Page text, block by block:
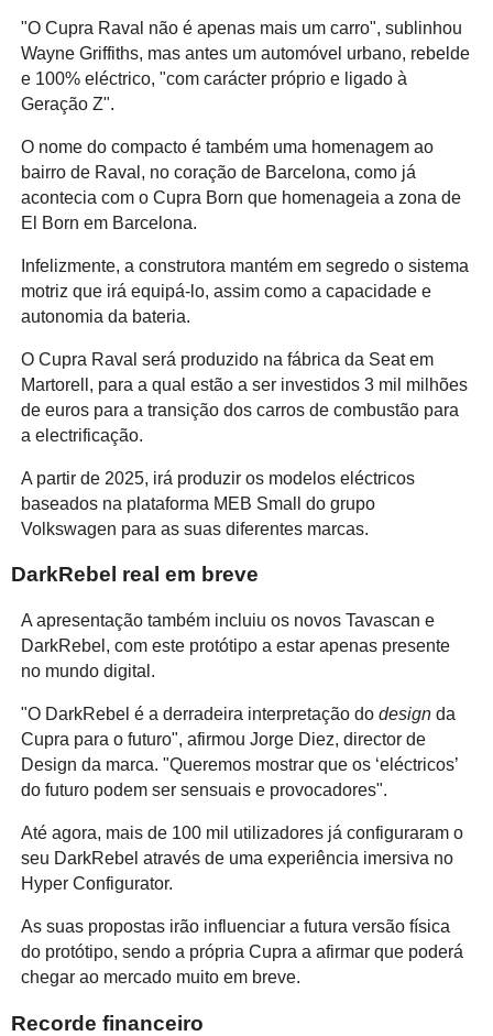
"O Cupra Raval não é apenas mais um carro", sublinhou
Wayne Griffiths, mas antes um automóvel urbano, rebelde
e 100% eléctrico, "com carácter próprio e ligado à
Geração Z".
O nome do compacto é também uma homenagem ao
bairro de Raval, no coração de Barcelona, como já
acontecia com o Cupra Born que homenageia a zona de
El Born em Barcelona.
Infelizmente, a construtora mantém em segredo o sistema
motriz que irá equipá-lo, assim como a capacidade e
autonomia da bateria.
O Cupra Raval será produzido na fábrica da Seat em
Martorell, para a qual estão a ser investidos 3 mil milhões
de euros para a transição dos carros de combustão para
a electrificação.
A partir de 2025, irá produzir os modelos eléctricos
baseados na plataforma MEB Small do grupo
Volkswagen para as suas diferentes marcas.
DarkRebel real em breve
A apresentação também incluiu os novos Tavascan e
DarkRebel, com este protótipo a estar apenas presente
no mundo digital.
"O DarkRebel é a derradeira interpretação do designda
Cupra para o futuro", afirmou Jorge Diez, director de
Design da marca. "Queremos mostrar que os ‘eléctricos’
do futuro podem ser sensuais e provocadores".
Até agora, mais de 100 mil utilizadores já configuraram o
seu DarkRebel através de uma experiência imersiva no
Hyper Configurator.
As suas propostas irão influenciar a futura versão física
do protótipo, sendo a própria Cupra a afirmar que poderá
chegar ao mercado muito em breve.
Recorde financeiro